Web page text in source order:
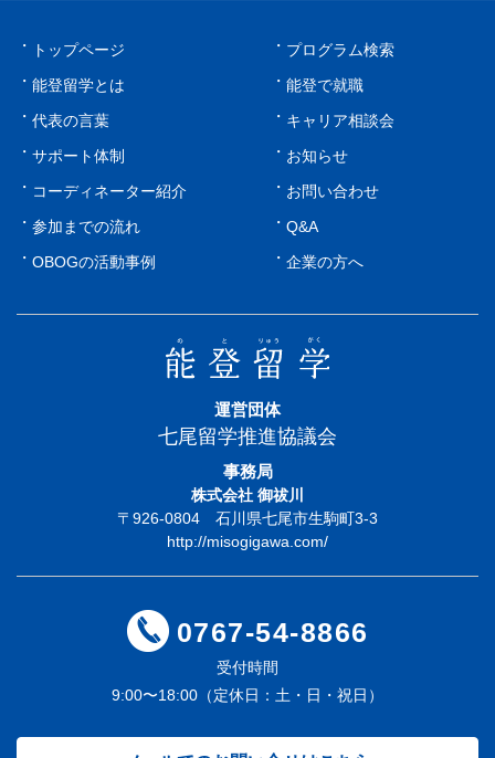
トップページ
能登留学とは
代表の言葉
サポート体制
コーディネーター紹介
参加までの流れ
OBOGの活動事例
プログラム検索
能登で就職
キャリア相談会
お知らせ
お問い合わせ
Q&A
企業の方へ
運営団体
七尾留学推進協議会
事務局
株式会社 御祓川
〒926-0804 石川県七尾市生駒町3-3
http://misogigawa.com/
0767-54-8866
受付時間
9:00〜18:00（定休日：土・日・祝日）